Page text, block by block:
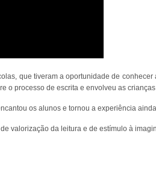
que tiveram a oportunidade de
processo de escrita e envolveu as
os alunos e tornou a experiência
valorização da leitura e de estímulo à